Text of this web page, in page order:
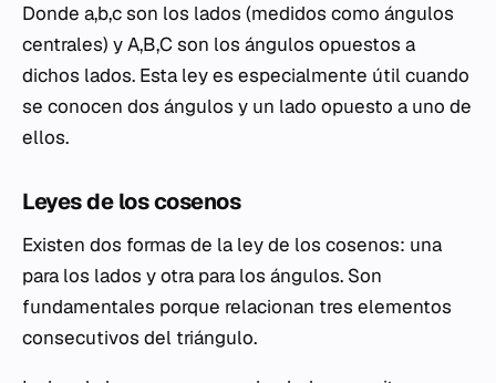
Donde a,b,c son los lados (medidos como ángulos
centrales) y A,B,C son los ángulos opuestos a
dichos lados. Esta ley es especialmente útil cuando
se conocen dos ángulos y un lado opuesto a uno de
ellos.
Leyes de los cosenos
Existen dos formas de la ley de los cosenos: una
para los lados y otra para los ángulos. Son
fundamentales porque relacionan tres elementos
consecutivos del triángulo.